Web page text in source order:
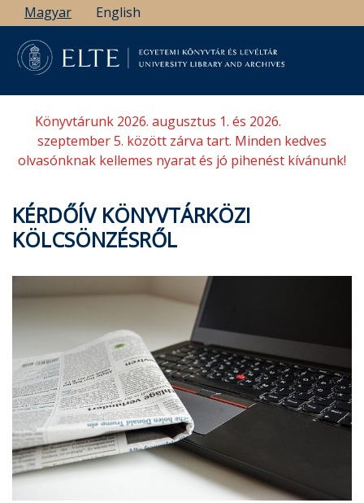
Ugrás
a
tartalomra
Magyar English
Könyvtárunk 2026. augusztus 1. és 2026.
szeptember 5. között zárva tart. Minden kedves
olvasónknak kellemes nyarat és jó pihenést kívánunk!
KÉRDŐÍV KÖNYVTÁRKÖZI
KÖLCSÖNZÉSRŐL